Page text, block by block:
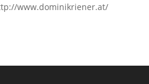
www.dominikriener.at/